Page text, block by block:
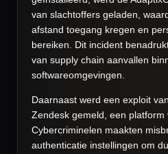
van slachtoffers geladen,
afstand toegang kregen en
bereiken. Dit incident
van supply chain aanvallen
softwareomgevingen.
Daarnaast werd een exploit
Zendesk gemeld, een platform
Cybercriminelen maakten
authenticatie instellingen om